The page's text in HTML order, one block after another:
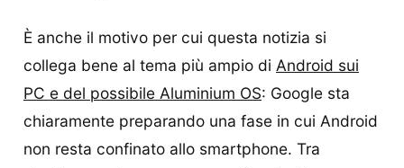
È anche il motivo per cui questa notizia si
collega bene al tema più ampio di Android sui
PC e del possibile Aluminium OS: Google sta
chiaramente preparando una fase in cui Android
non resta confinato allo smartphone. Tra